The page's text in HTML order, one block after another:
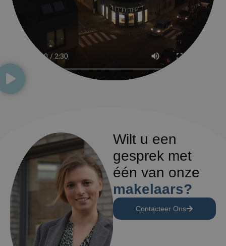
Wilt u een
gesprek met
één van onze
makelaars?
Contacteer Ons